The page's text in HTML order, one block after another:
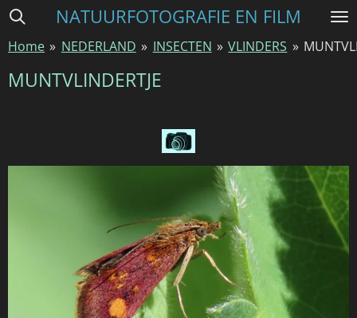
Ga
naar
de
NATUURFOTOGRAFIE EN FILM
Home » NEDERLAND » INSECTEN » VLINDERS »
MUNTVLINDERTJE